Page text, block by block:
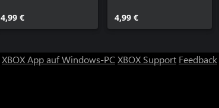
4,99 € 4,99 €
XBOX App auf Windows-PC XBOX Support Feedback